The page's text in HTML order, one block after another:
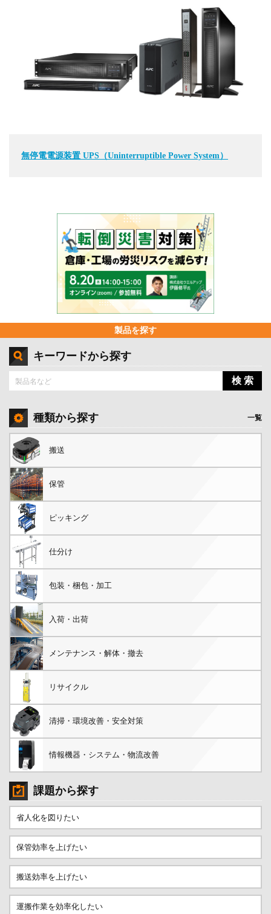
製品を探す
キーワードから探す
検 索
種類から探す 一覧
搬送
保管
ピッキング
仕分け
包装・梱包・加工
入荷・出荷
メンテナンス・解体・撤去
リサイクル
清掃・環境改善・安全対策
情報機器・システム・物流改善
課題から探す
省人化を図りたい
保管効率を上げたい
搬送効率を上げたい
運搬作業を効率化したい
無停電電源装置 UPS（Uninterruptible Power System）